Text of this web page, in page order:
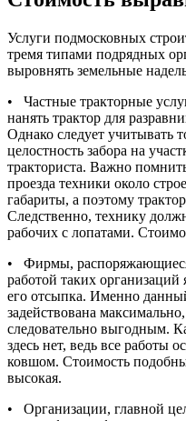
Услуги подмосковных
тремя типами подрядных
выровнять земельные
• Частные тракторные
нанять трактор для
Однако следует учитывать
целостность забора на
тракториста. Важно
проезда техники около
габариты, а поэтому
Следственно, технику
рабочих с лопатами.
• Фирмы,
работой таких организаций
его отсыпка. Именно
задействована
следовательно выгодным.
здесь нет, ведь все работы
ковшом. Стоимость
высокая.
• Организации, главной